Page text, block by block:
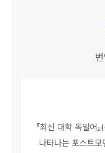
『최신 대학 독일어』
나타나는 포스트모